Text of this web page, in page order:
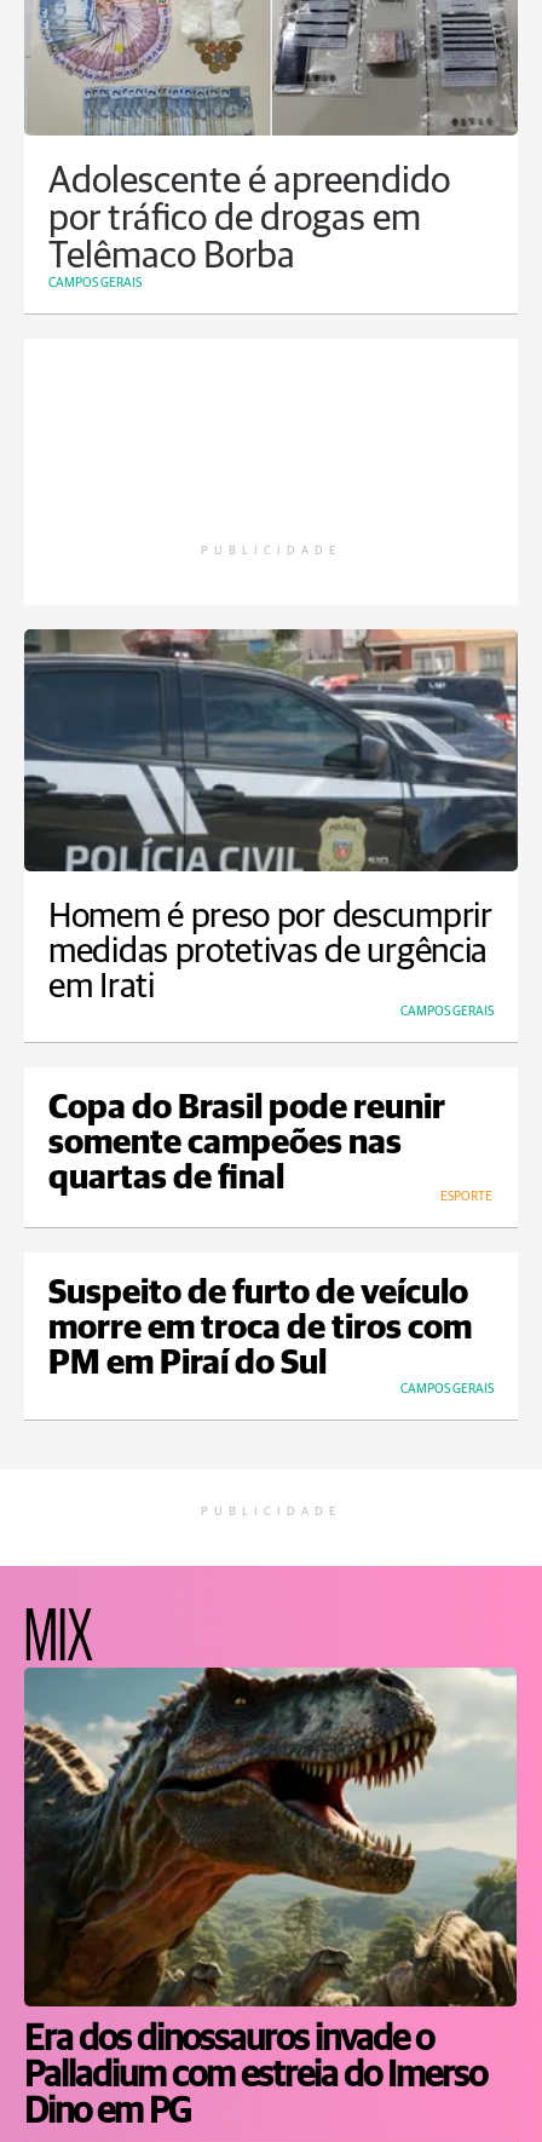
Adolescente é apreendido
por tráfico de drogas em
Telêmaco Borba
CAMPOS GERAIS
PUBLICIDADE
Homem é preso por descumprir
medidas protetivas de urgência
em Irati
CAMPOS GERAIS
Copa do Brasil pode reunir
somente campeões nas
quartas de final
ESPORTE
Suspeito de furto de veículo
morre em troca de tiros com
PM em Piraí do Sul
CAMPOS GERAIS
PUBLICIDADE
MIX
Era dos dinossauros invade o
Palladium com estreia do Imerso
Dino em PG